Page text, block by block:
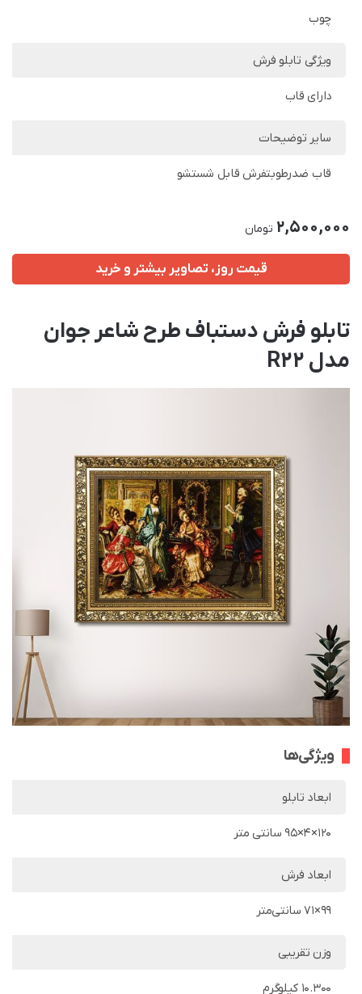
چوب
ویژگی تابلو فرش
دارای قاب
سایر توضیحات
قاب ضدرطوبتفرش قابل شستشو
2,500,000 تومان
قیمت روز، تصاویر بیشتر و خرید
تابلو فرش دستباف طرح شاعر جوان
مدل R22
ویژگی‌ها
ابعاد تابلو
120×4×95 سانتی متر
ابعاد فرش
99×71 سانتی‌متر
وزن تقریبی
10.300 کیلوگرم